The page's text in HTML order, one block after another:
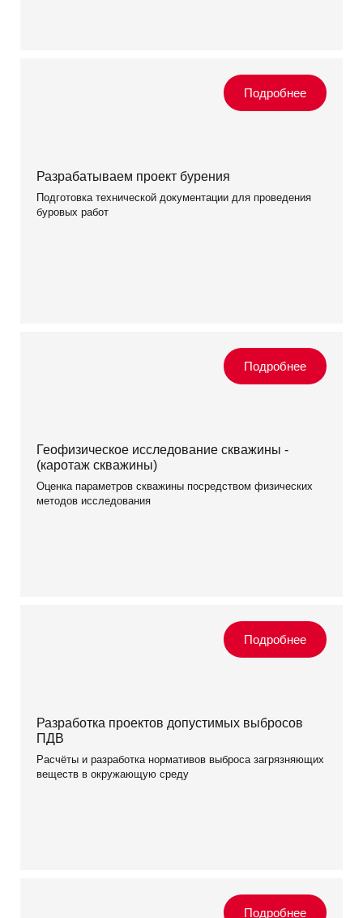
Разрабатываем проект бурения
Подготовка технической документации для проведения
буровых работ
Геофизическое исследование скважины -
(каротаж скважины)
Оценка параметров скважины посредством физических
методов исследования
Разработка проектов допустимых выбросов
ПДВ
Расчёты и разработка нормативов выброса загрязняющих
веществ в окружающую среду